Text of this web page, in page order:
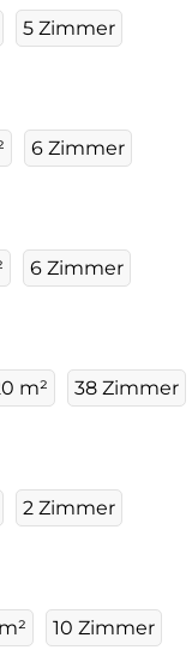
5 Zimmer
6 Zimmer
6 Zimmer
m² 38 Zimmer
2 Zimmer
10 Zimmer